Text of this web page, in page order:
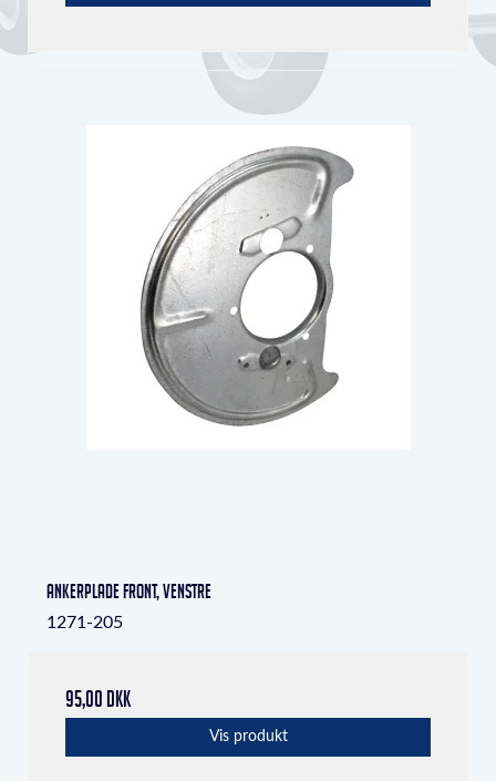
Ankerplade front, venstre
1271-205
95,00 DKK
Vis produkt